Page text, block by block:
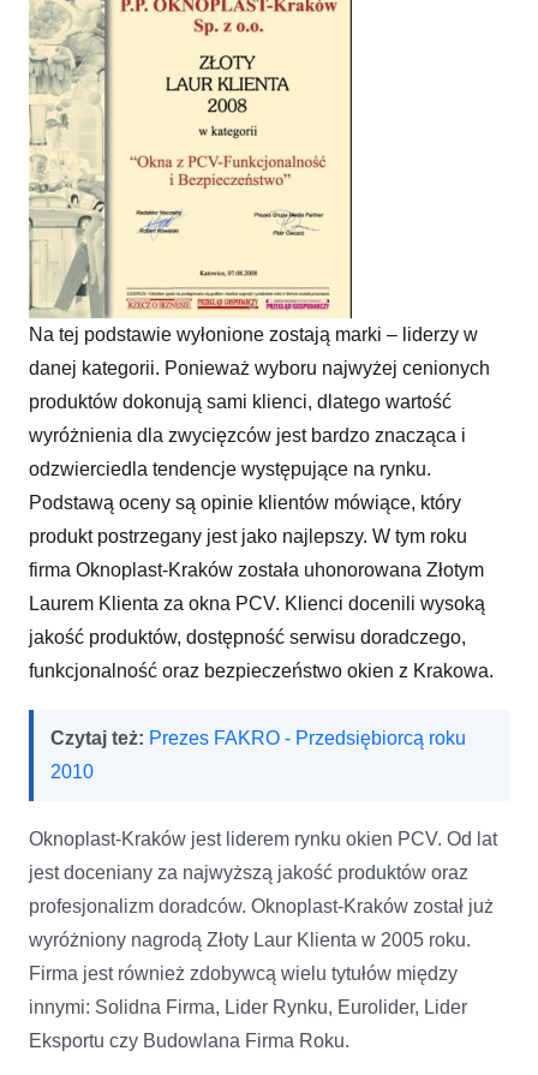
Na tej podstawie wyłonione zostają marki – liderzy w
danej kategorii. Ponieważ wyboru najwyżej cenionych
produktów dokonują sami klienci, dlatego wartość
wyróżnienia dla zwycięzców jest bardzo znacząca i
odzwierciedla tendencje występujące na rynku.
Podstawą oceny są opinie klientów mówiące, który
produkt postrzegany jest jako najlepszy. W tym roku
firma Oknoplast-Kraków została uhonorowana Złotym
Laurem Klienta za okna PCV. Klienci docenili wysoką
jakość produktów, dostępność serwisu doradczego,
funkcjonalność oraz bezpieczeństwo okien z Krakowa.
Czytaj też: Prezes FAKRO - Przedsiębiorcą roku
2010
Oknoplast-Kraków jest liderem rynku okien PCV. Od lat
jest doceniany za najwyższą jakość produktów oraz
profesjonalizm doradców. Oknoplast-Kraków został już
wyróżniony nagrodą Złoty Laur Klienta w 2005 roku.
Firma jest również zdobywcą wielu tytułów między
innymi: Solidna Firma, Lider Rynku, Eurolider, Lider
Eksportu czy Budowlana Firma Roku.